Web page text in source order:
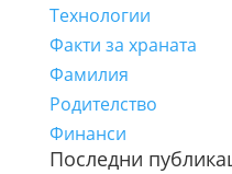
Технологии
Факти за храната
Фамилия
Родителство
Финанси
Последни